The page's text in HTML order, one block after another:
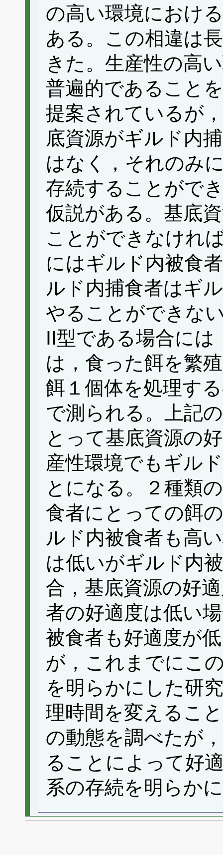
の高い環境におけ
ある。この相違は
きた。生産性の高
普遍的であること
提案されているが
底資源がギルド内
はなく，それのみ
存続することがで
仮説がある。基底
ことができなけれ
にはギルド内被食
ルド内捕食者はギ
やることができな
II型である場合には
は，食った餌を繁
餌１個体を処理す
で測られる。上記
とって基底資源の
産性環境でもギル
とになる。２種類
食者にとっての餌
ルド内被食者も高
は低いがギルド内
合，基底資源の好
者の好適度は低い
被食者も好適度が
が，これまでにこ
を明らかにした研
理時間を変えるこ
の動態を調べたが
ることによって好
系の存続を明らか